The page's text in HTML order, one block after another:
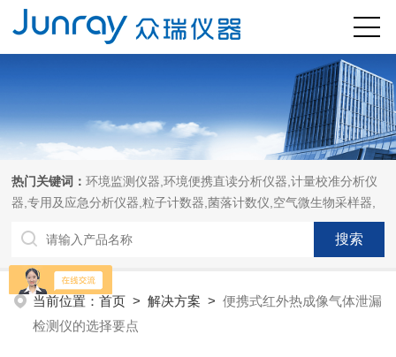
热门关键词：环境监测仪器,环境便携直读分析仪器,计量校准分析仪
器,专用及应急分析仪器,粒子计数器,菌落计数仪,空气微生物采样器,
当前位置：首页 >解决方案 >便携式红外热成像气体泄漏
检测仪的选择要点